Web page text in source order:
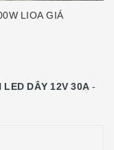
LIOA GIÁ
LED DÂY 12V 30A -